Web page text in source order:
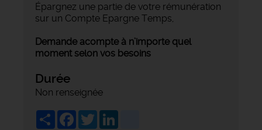
Épargnez une partie de votre rémunération
sur un Compte Epargne Temps,
Demande acompte à n’importe quel
moment selon vos besoins
Durée
Non renseignée
ShareFacebook
Twitter